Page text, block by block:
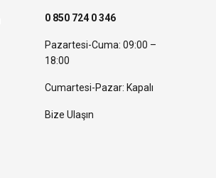
0 850 724 0 346
Pazartesi-Cuma: 09:00 –
18:00
Cumartesi-Pazar: Kapalı
Bize Ulaşın